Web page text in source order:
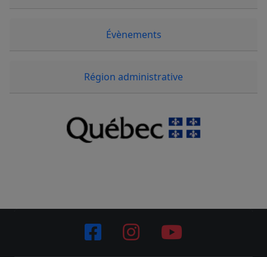
Évènements
Région administrative